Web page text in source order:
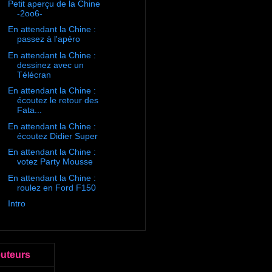
Petit aperçu de la Chine
-2oo6-
En attendant la Chine :
passez à l'apéro
En attendant la Chine :
dessinez avec un
Télécran
En attendant la Chine :
écoutez le retour des
Fata...
En attendant la Chine :
écoutez Didier Super
En attendant la Chine :
votez Party Mousse
En attendant la Chine :
roulez en Ford F150
Intro